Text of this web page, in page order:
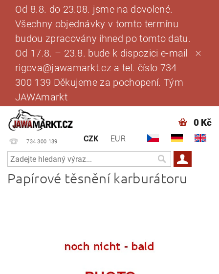
Od 8.8. do 23.08. jsme na dovolené.
Všechny objednávky v tomto termínu
budou zpracovány ihned po tomto datu.
Od 17.8. – 23.8. bude k dispozici e-mail
rigova@jawamarkt.cz a tel. číslo 734
300 139 Děkujeme za pochopení. Tým
JAWAmarkt
734 300 139 CZK EUR
0 Kč
Papírové těsnění karburátoru